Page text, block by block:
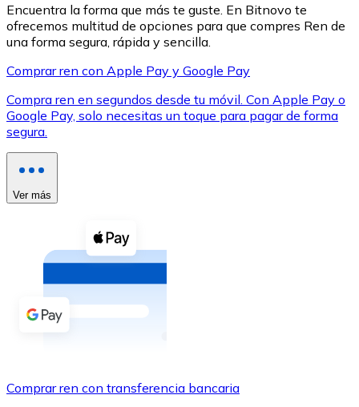
XRP
XRP
Ver todo
Compra criptomonedas con efectivo en tu tienda más
Comprar con efectivo
Transferencia SEPA
Encuentra la forma que más te guste. En Bitnovo te
ofrecemos multitud de opciones para que compres Ren de
una forma segura, rápida y sencilla.
Comprar ren con Apple Pay y Google Pay
Compra ren en segundos desde tu móvil. Con Apple Pay o
Google Pay, solo necesitas un toque para pagar de forma
segura.
Ver más
Comprar ren con transferencia bancaria